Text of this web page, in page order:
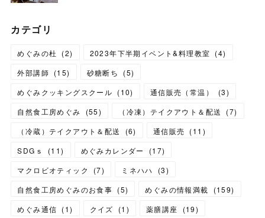
カテゴリ
めぐみの杜 (2) 2023年下半期イベント&料理教室 (4)
外部講師 (15) 砂糖断ち (5)
めぐみクッキングスクール (10) 通信販売（常温） (3)
自然食工房めぐみ
(55) （冷凍）テイクアウト＆配送 (7)
（冷蔵）テイクアウト＆配送
(6) 通信販売 (11 )
SDGｓ
(11) めぐみカレンダー (17)
マクロビオティック
(7) ミネハハ (3)
自然食工房めぐみのお食事 (5) めぐみの情報満載 (159)
めぐみ通信 (1) クイズ (1 ) 薬膳講座 (19)